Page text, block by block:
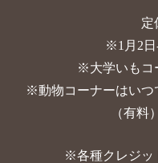
※1月2日
※大学いもコ
※動物コーナーはいつ
（有料
※各種クレジッ